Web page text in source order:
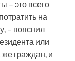
– это всего
на
– пояснил
или
граждан, и